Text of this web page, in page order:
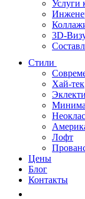
Услуги
3D-
Стили
Хай-тек
Лофт
Цены
Блог
Контакты